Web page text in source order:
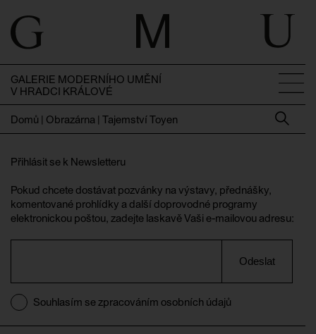
GALERIE MODERNÍHO UMĚNÍ
V HRADCI KRÁLOVÉ
Domů | Obrazárna | Tajemství Toyen
Přihlásit se k Newsletteru
Pokud chcete dostávat pozvánky na výstavy, přednášky,
komentované prohlídky a další doprovodné programy
elektronickou poštou, zadejte laskavě Vaši e-mailovou adresu:
Odeslat
Souhlasím se zpracováním osobních údajů